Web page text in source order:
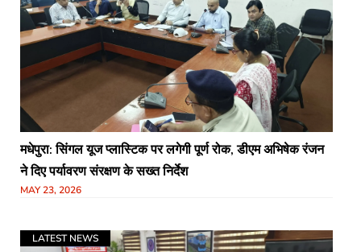
मधेपुरा: सिंगल यूज प्लास्टिक पर लगेगी पूर्ण रोक, डीएम अभिषेक रंजन
ने दिए पर्यावरण संरक्षण के सख्त निर्देश
MAY 23, 2026
LATEST NEWS